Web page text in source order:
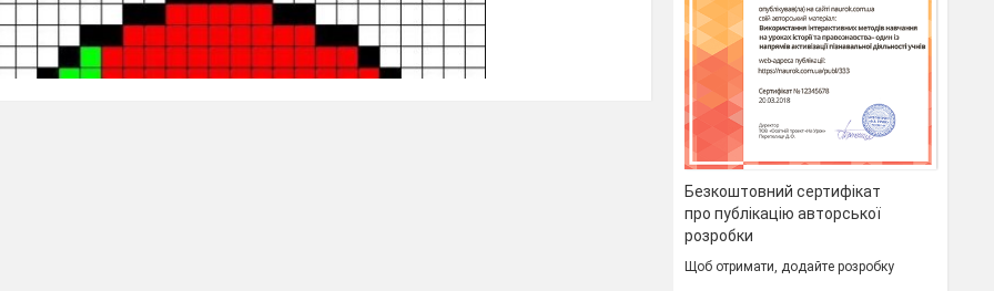
Безкоштовний сертифікат
про публікацію авторської
розробки
Щоб отримати, додайте розробку